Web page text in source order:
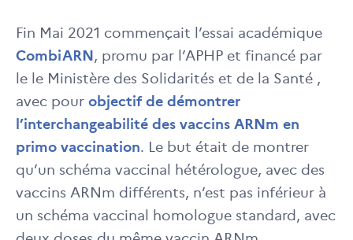
Fin Mai 2021 commençait l’essai académique
CombiARN, promu par l’APHP et financé par
le le Ministère des Solidarités et de la Santé ,
avec pour objectif de démontrer
l’interchangeabilité des vaccins ARNm en
primo vaccination. Le but était de montrer
qu’un schéma vaccinal hétérologue, avec des
vaccins ARNm différents, n’est pas inférieur à
un schéma vaccinal homologue standard, avec